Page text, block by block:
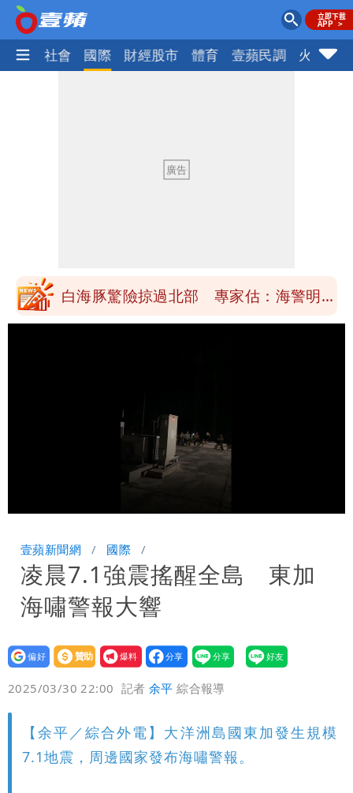
政治 社會 國際 財經股市 體育 壹蘋民調 火線話
「終於能交代」 捐500萬獎學金延續愛
白海豚颱風逼近！鄭明典示警「恐遇黑潮
砸重金再買一整桌卡盒
白海豚驚險掠過北部 專家估：海警明發
變強」 路徑分歧藏警訊：不利強度維持
100.00%
壹蘋新聞網 國際
凌晨7.1強震搖醒全島 東加
海嘯警報大響
設為
贊助
我要
爆料
2025/03/30 22:00 記者余平 綜合報導
【余平／綜合外電】大洋洲島國東加發生規模
7.1地震，周邊國家發布海嘯警報。